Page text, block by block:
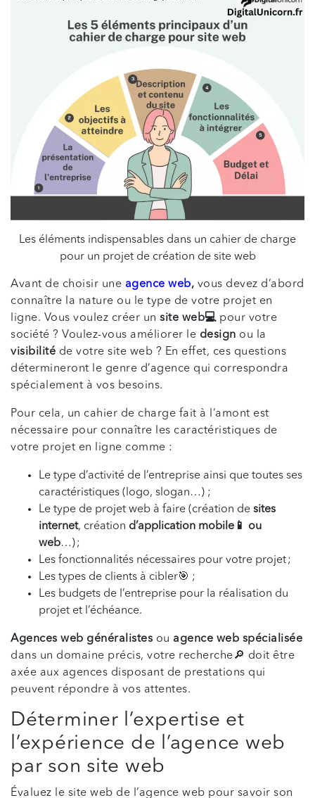
Les éléments indispensables dans un cahier de charge
pour un projet de création de site web
Avant de choisir une agence web, vous devez d’abord
connaître la nature ou le type de votre projet en
ligne. Vous voulez créer un site web💻 pour votre
société ? Voulez-vous améliorer le design ou la
visibilité de votre site web ? En effet, ces questions
détermineront le genre d’agence qui correspondra
spécialement à vos besoins.
Pour cela, un cahier de charge fait à l’amont est
nécessaire pour connaître les caractéristiques de
votre projet en ligne comme :
Le type d’activité de l’entreprise ainsi que toutes ses
caractéristiques (logo, slogan…) ;
Le type de projet web à faire (création de sites
internet, création d’application mobile📱 ou
web…) ;
Les fonctionnalités nécessaires pour votre projet ;
Les types de clients à cibler🎯 ;
Les budgets de l’entreprise pour la réalisation du
projet et l’échéance.
Agences web généralistes ou agence web spécialisée
dans un domaine précis, votre recherche🔎 doit être
axée aux agences disposant de prestations qui
peuvent répondre à vos attentes.
Déterminer l’expertise et
l’expérience de l’agence web
par son site web
Évaluez le site web de l’agence web pour savoir son